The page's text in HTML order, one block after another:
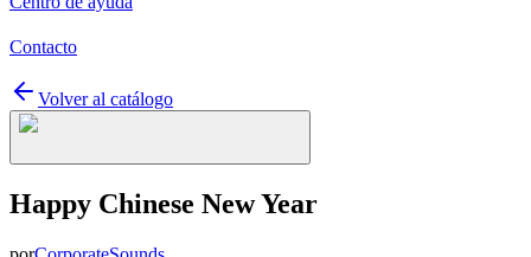
Contacto
Volver al catálogo
Happy Chinese New Year